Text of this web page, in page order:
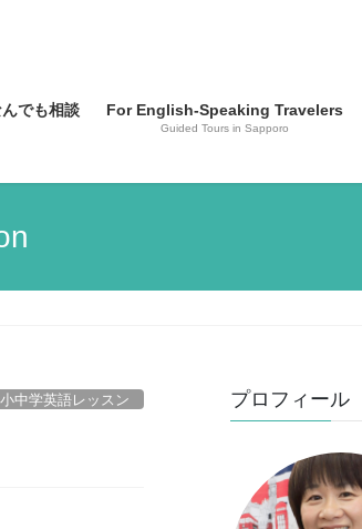
でも相談 For English-Speaking Travelers
Guided Tours in Sapporo
小中学英語レッスン プロフィール